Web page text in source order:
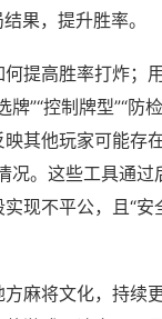
果，提升胜率。
提高胜率打炸；
牌”“控制牌型”“防
其他玩家可能存
况。这些工具通过
现不平公，且“安
麻将文化，持续